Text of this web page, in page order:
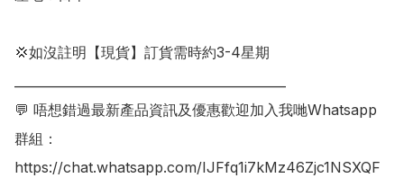
💢如沒註明【現貨】訂貨需時約3-4星期
💬 唔想錯過最新產品資訊及優惠歡迎加入我哋Whatsapp
群組：
https://chat.whatsapp.com/IJFfq1i7kMz46Zjc1NSXQF